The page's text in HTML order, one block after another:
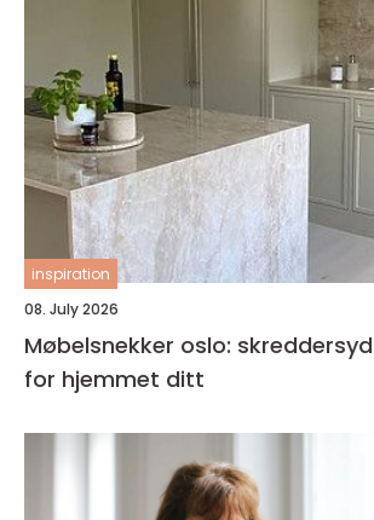
inspiration
08. July 2026
Møbelsnekker oslo:
for hjemmet ditt